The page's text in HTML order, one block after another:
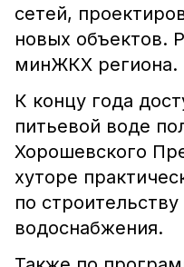
сетей,
новых объектов.
минЖКХ региона.
К концу года
питьевой воде
Хорошевского
хуторе
по
водоснабжения.